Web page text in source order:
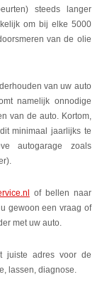
steeds langer
om bij elke 5000
van de olie
van uw auto
namelijk onnodige
van de auto. Kortom,
minimaal jaarlijks te
autogarage zoals
of bellen naar
gewoon een vraag of
met uw auto.
juiste adres voor de
lassen, diagnose.